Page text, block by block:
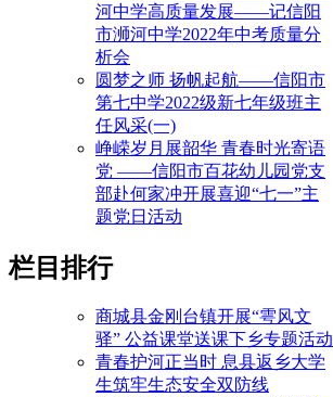
河中学高质量发展——记信阳
市浉河中学2022年中考质量分
析会
圆梦之师 扬帆起航——信阳市
第七中学2022级新七年级班主
任风采(一)
峥嵘岁月展韶华 青春时光寄语
党 ——信阳市百花幼儿园党支
部赴何家冲开展喜迎“七一”主
题党日活动
栏目排行
商城县金刚台镇开展“雩风文
驿” 公益课堂送课下乡专题活动
青春护河正当时 息县返乡大学
生筑牢生态安全双防线